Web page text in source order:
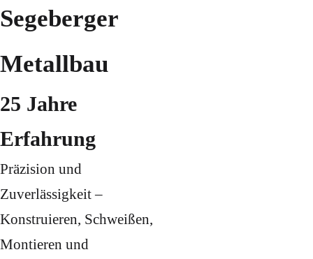
Segeberger
Metallbau
25 Jahre
Erfahrung
Präzision und
Zuverlässigkeit –
Konstruieren, Schweißen,
Montieren und